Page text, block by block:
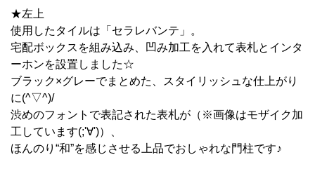
★左上
使用したタイルは「セラレバンテ」。
宅配ボックスを組み込み、凹み加工を入れて表札とインタ
ーホンを設置しました☆
ブラック×グレーでまとめた、スタイリッシュな仕上がり
に(^▽^)/
渋めのフォントで表記された表札が（※画像はモザイク加
工しています(;'∀')）、
ほんのり“和”を感じさせる上品でおしゃれな門柱です♪